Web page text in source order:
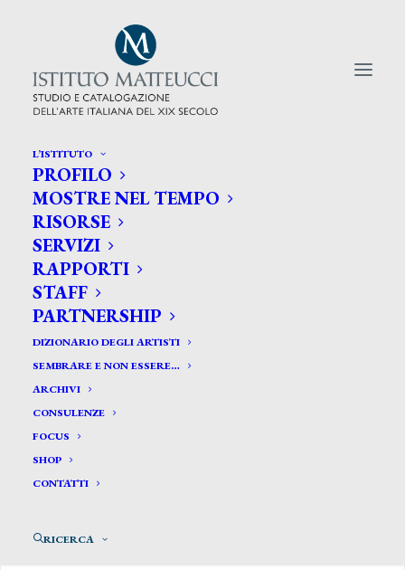
L’ISTITUTO
PROFILO
MOSTRE NEL TEMPO
RISORSE
SERVIZI
RAPPORTI
STAFF
PARTNERSHIP
DIZIONARIO DEGLI ARTISTI
SEMBRARE E NON ESSERE…
ARCHIVI
CONSULENZE
FOCUS
SHOP
CONTATTI
RICERCA
CERCA TRA GLI ARTISTI:
Search
for:
Berisso Alfredo*
BERISSO ALFREDO
Nato da famiglia ligure, dal 1898 risiedette a